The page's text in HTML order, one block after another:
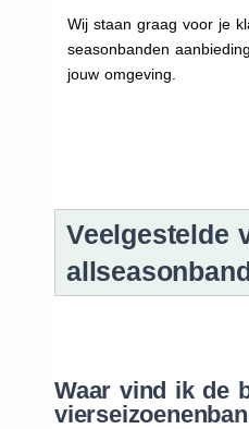
Wij staan graag voor je
seasonbanden
jouw omgeving.
Veelgestelde
Waar vind ik de